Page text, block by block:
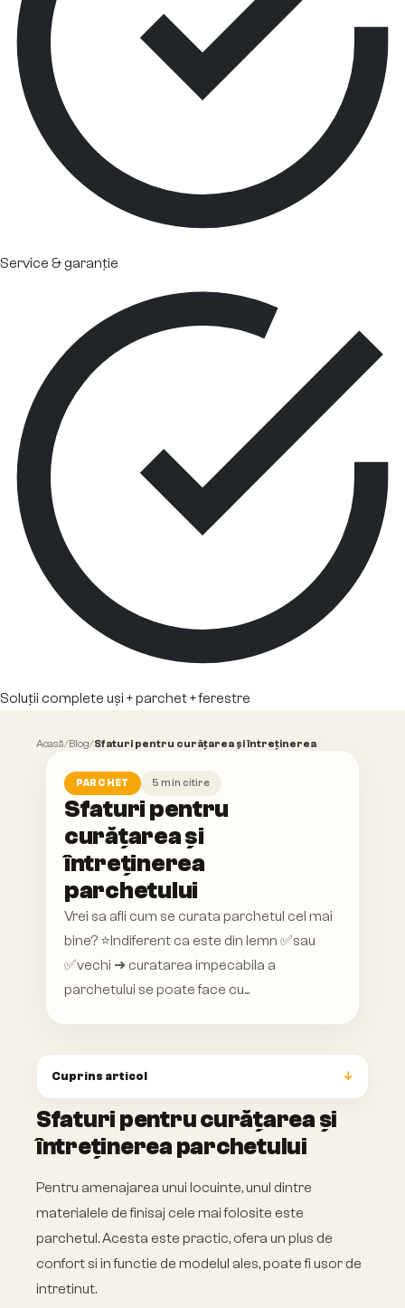
Service & garanție
Soluții complete uși + parchet + ferestre
Acasă/Blog/Sfaturi pentru curățarea și întreținerea
PARCHET 5 min citire
Sfaturi pentru
curățarea și
întreținerea
parchetului
Vrei sa afli cum se curata parchetul cel mai
bine? ⭐Indiferent ca este din lemn ✅sau
✅vechi ➜ curatarea impecabila a
parchetului se poate face cu...
Cuprins articol
Sfaturi pentru curățarea și
întreținerea parchetului
Pentru amenajarea unui locuinte, unul dintre
materialele de finisaj cele mai folosite este
parchetul. Acesta este practic, ofera un plus de
confort si in functie de modelul ales, poate fi usor de
intretinut.